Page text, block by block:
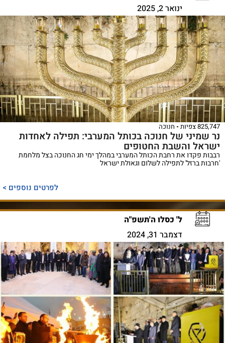
ינואר 2, 2025
825,747 צפיות חנוכה
נר שמיני של חנוכה בכותל המערבי: תפילה לאחדות
ישראל והשבת החטופים
רבבות פקדו את רחבת הכותל המערבי במהלך ימי חג החנוכה בצל מלחמת
'חרבות ברזל' לתפילה לשלום וגאולת ישראל
לפרטים נוספים >
ל' כסלו ה'תשפ"ה
דצמבר 31, 2024